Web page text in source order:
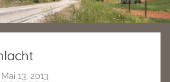
Mai 13, 2013